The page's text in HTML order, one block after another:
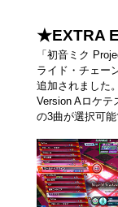
★EXTRA
「初音ミク
ライド・チェー
追加されました。
Version Aロケテ
の3曲が選択可能